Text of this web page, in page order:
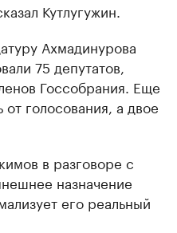
Кутлугужин.
Ахмадинурова
75 депутатов,
Госсобрания. Еще
голосования, а двое
в разговоре с
назначение
его реальный